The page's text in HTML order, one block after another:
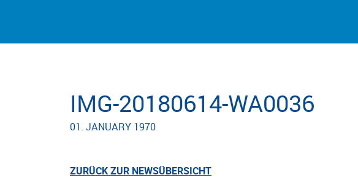
IMG-20180614-WA0036
01. JANUARY 1970
ZURÜCK ZUR NEWSÜBERSICHT